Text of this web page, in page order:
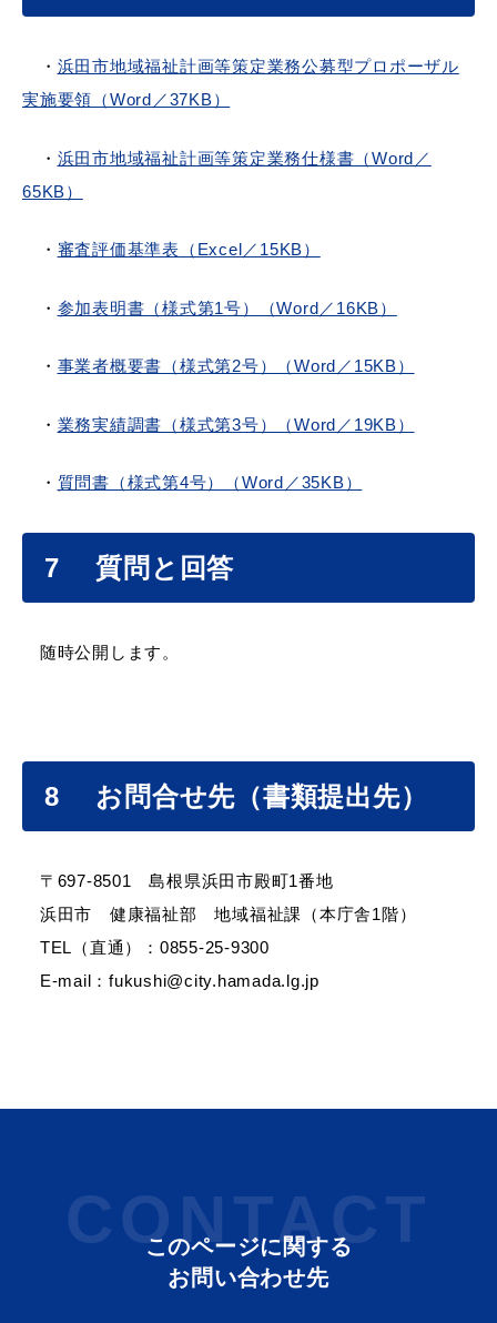
・ 浜田市地域福祉計画等策定業務公募型プロポーザル
実施要領（Word／37KB）
・ 浜田市地域福祉計画等策定業務仕様書（Word／
65KB）
・ 審査評価基準表（Excel／15KB）
・ 参加表明書（様式第1号）（Word／16KB）
・ 事業者概要書（様式第2号）（Word／15KB）
・ 業務実績調書（様式第3号）（Word／19KB）
・ 質問書（様式第4号）（Word／35KB）
7 質問と回答
随時公開します。
8 お問合せ先（書類提出先）
〒697-8501 島根県浜田市殿町1番地
浜田市 健康福祉部 地域福祉課（本庁舎1階）
TEL（直通）：0855-25-9300
E-mail：fukushi@city.hamada.lg.jp
CONTACT
このページに関する
お問い合わせ先